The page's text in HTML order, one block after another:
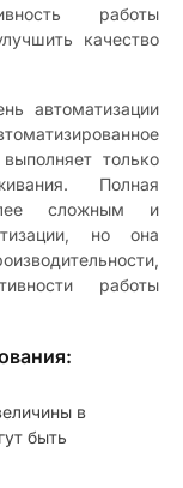
работы
качество
автоматизации
только
Полная
сложным и
но она
работы
в
быть